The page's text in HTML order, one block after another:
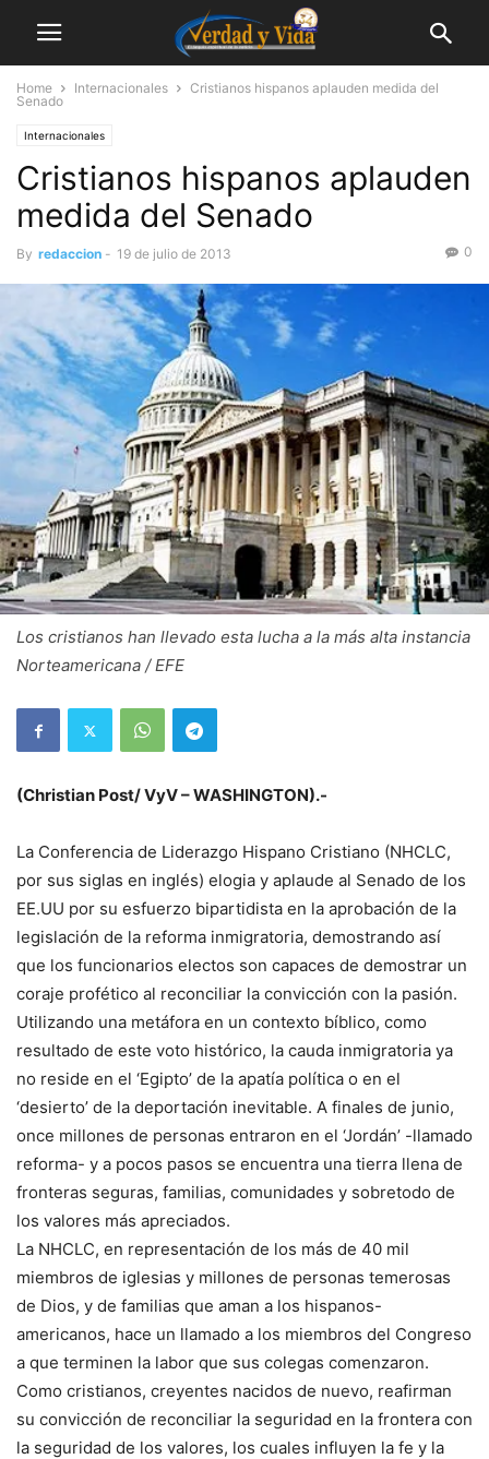
Home Internacionales
Cristianos hispanos aplauden medida del
Senado
Internacionales
Cristianos hispanos aplauden
medida del Senado
By redaccion - 19 de julio de 2013 0
Los cristianos han llevado esta lucha a la más alta instancia
Norteamericana / EFE
(Christian Post/ VyV – WASHINGTON).-
La Conferencia de Liderazgo Hispano Cristiano (NHCLC,
por sus siglas en inglés) elogia y aplaude al Senado de los
EE.UU por su esfuerzo bipartidista en la aprobación de la
legislación de la reforma inmigratoria, demostrando así
que los funcionarios electos son capaces de demostrar un
coraje profético al reconciliar la convicción con la pasión.
Utilizando una metáfora en un contexto bíblico, como
resultado de este voto histórico, la cauda inmigratoria ya
no reside en el ‘Egipto’ de la apatía política o en el
‘desierto’ de la deportación inevitable. A finales de junio,
once millones de personas entraron en el ‘Jordán’ -llamado
reforma- y a pocos pasos se encuentra una tierra llena de
fronteras seguras, familias, comunidades y sobretodo de
los valores más apreciados.
La NHCLC, en representación de los más de 40 mil
miembros de iglesias y millones de personas temerosas
de Dios, y de familias que aman a los hispanos-
americanos, hace un llamado a los miembros del Congreso
a que terminen la labor que sus colegas comenzaron.
Como cristianos, creyentes nacidos de nuevo, reafirman
su convicción de reconciliar la seguridad en la frontera con
la seguridad de los valores, los cuales influyen la fe y la